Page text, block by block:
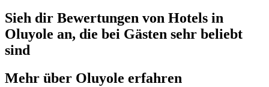
Sieh dir Bewertungen von Hotels in
Oluyole an, die bei Gästen sehr beliebt
sind
Mehr über Oluyole erfahren